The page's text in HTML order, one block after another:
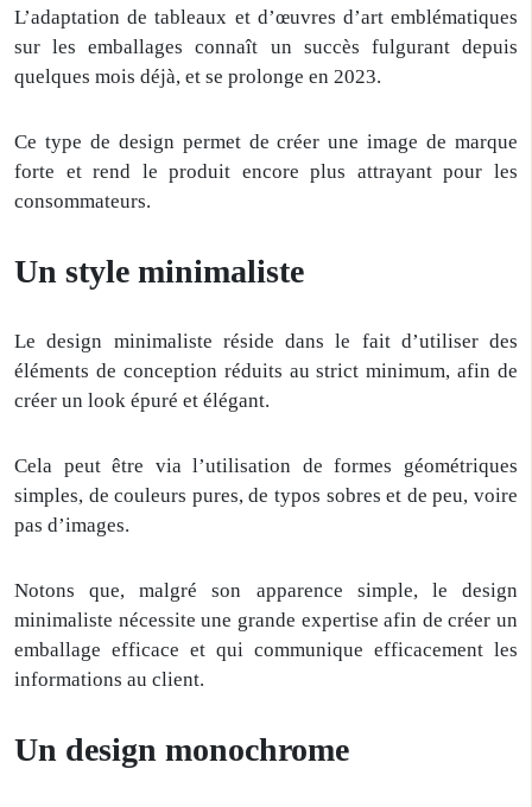
L’adaptation de tableaux et d’œuvres d’art emblématiques
sur les emballages connaît un succès fulgurant depuis
quelques mois déjà, et se prolonge en 2023.
Ce type de design permet de créer une image de marque
forte et rend le produit encore plus attrayant pour les
consommateurs.
Un style minimaliste
Le design minimaliste réside dans le fait d’utiliser des
éléments de conception réduits au strict minimum, afin de
créer un look épuré et élégant.
Cela peut être via l’utilisation de formes géométriques
simples, de couleurs pures, de typos sobres et de peu, voire
pas d’images.
Notons que, malgré son apparence simple, le design
minimaliste nécessite une grande expertise afin de créer un
emballage efficace et qui communique efficacement les
informations au client.
Un design monochrome